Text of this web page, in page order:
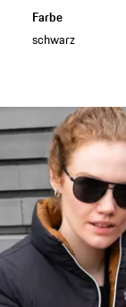
Farbe
schwarz